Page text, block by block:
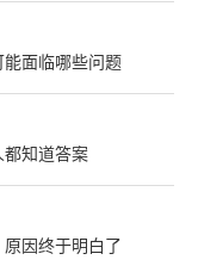
面临哪些问题
都知道答案
因终于明白了